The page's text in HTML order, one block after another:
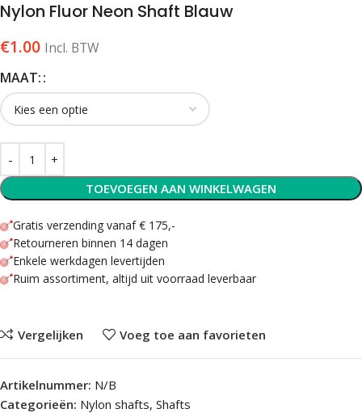
Nylon Fluor Neon Shaft Blauw
€1.00 Incl. BTW
MAAT:
TOEVOEGEN AAN WINKELWAGEN
Gratis verzending vanaf € 175,-
Retourneren binnen 14 dagen
Enkele werkdagen levertijden
Ruim assortiment, altijd uit voorraad leverbaar
Vergelijken Voeg toe aan favorieten
Artikelnummer: N/B
Categorieën: Nylon shafts, Shafts